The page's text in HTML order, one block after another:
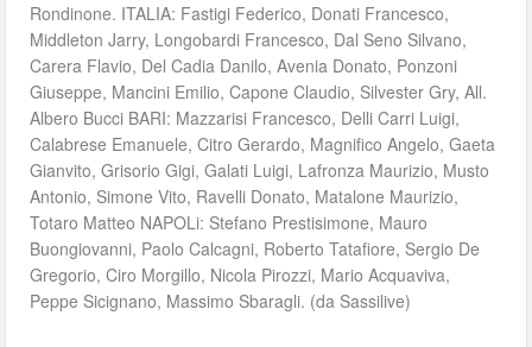
Rondinone. ITALIA: Fastigi Federico, Donati Francesco,
Middleton Jarry, Longobardi Francesco, Dal Seno Silvano,
Carera Flavio, Del Cadia Danilo, Avenia Donato, Ponzoni
Giuseppe, Mancini Emilio, Capone Claudio, Silvester Gry, All.
Albero Bucci BARI: Mazzarisi Francesco, Delli Carri Luigi,
Calabrese Emanuele, Citro Gerardo, Magnifico Angelo, Gaeta
Gianvito, Grisorio Gigi, Galati Luigi, Lafronza Maurizio, Musto
Antonio, Simone Vito, Ravelli Donato, Matalone Maurizio,
Totaro Matteo NAPOLi: Stefano Prestisimone, Mauro
Buongiovanni, Paolo Calcagni, Roberto Tatafiore, Sergio De
Gregorio, Ciro Morgillo, Nicola Pirozzi, Mario Acquaviva,
Peppe Sicignano, Massimo Sbaragli. (da Sassilive)